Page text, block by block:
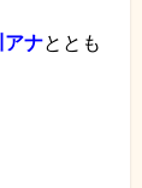
アナととも